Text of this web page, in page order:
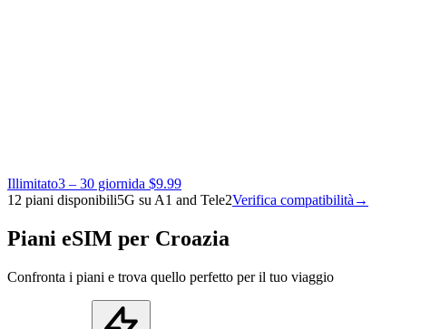
Illimitato3 – 30 giornida $9.99
12 piani disponibili5G su A1 and Tele2Verifica compatibilità →
Piani eSIM per Croazia
Confronta i piani e trova quello perfetto per il tuo viaggio